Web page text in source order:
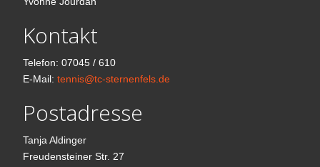
Kontakt
Telefon: 07045 / 610
E-Mail: tennis@tc-sternenfels.de
Postadresse
Tanja Aldinger
Freudensteiner Str. 27